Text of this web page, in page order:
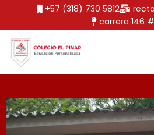
+57 (318) 730 5812
carrera 146